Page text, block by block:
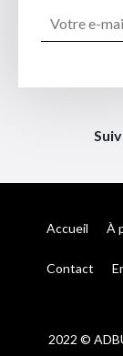
Accueil À
Contact
2022 ©